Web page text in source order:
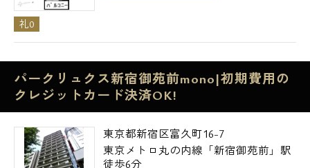
礼0
パークリュクス新宿御苑前mono|初期費用の
クレジットカード決済OK!
東京都新宿区富久町16-7
東京メトロ丸の内線「新宿御苑前」駅
徒歩6分